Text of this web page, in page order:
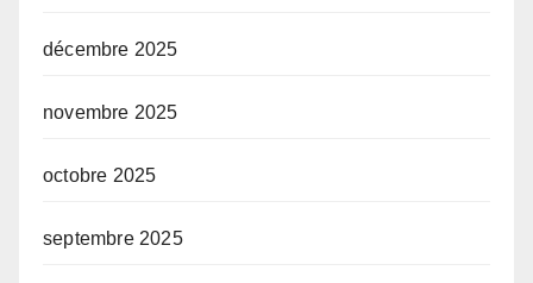
décembre 2025
novembre 2025
octobre 2025
septembre 2025